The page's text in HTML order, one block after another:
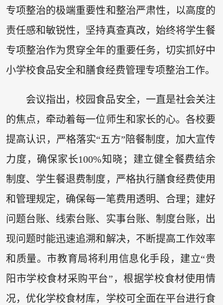
专项整治的极端重要性和整治严肃性，以高度的
责任感和敏锐性，坚持真查真改，始终将学生餐
专项整治作为贯穿全年的重要任务，切实抓好中
小学校食品安全和膳食经费管理专项整治工作。
会议指出，校园食品安全，一直是社会关注
的焦点，牵动着每一位师生和家长的心。各校要
提高认识，严格落实“五方”陪餐制度，加大宣传
力度，确保家长100%知晓；建立健全餐费结余
制度、学生餐退费制度，严格执行膳食经费使用
和管理规定，确保每一笔费用透明、合理；建好
问题台账、线索台账、实事台账、制度台账，出
现问题时能迅速追溯和解决，不断提高工作效率
和质量。市教育局将利用信息化手段，建立“贵
阳市学校食材采购平台”，根据学校食材使用情
况，优化学校食材库，学校可全面在平台进行食